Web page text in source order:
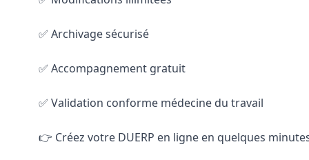
✅ Archivage sécurisé
✅ Accompagnement gratuit
✅ Validation conforme médecine du travail
👉 Créez votre DUERP en ligne en quelques